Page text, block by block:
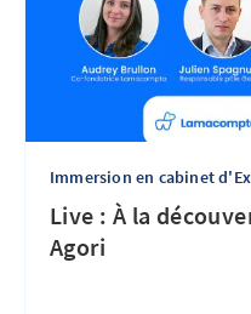
Immersion en cabinet
Live : À la
Agori